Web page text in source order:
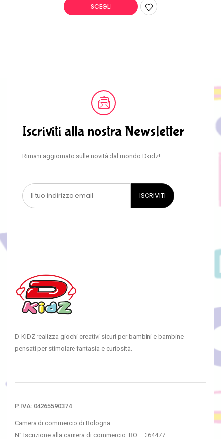
SCEGLI
Iscriviti alla nostra Newsletter
Rimani aggiornato sulle novità dal mondo Dkidz!
D-KIDZ realizza giochi creativi sicuri per bambini e bambine,
pensati per stimolare fantasia e curiosità.
P.IVA: 04265590374
Camera di commercio di Bologna
N° Iscrizione alla camera di commercio: BO – 364477